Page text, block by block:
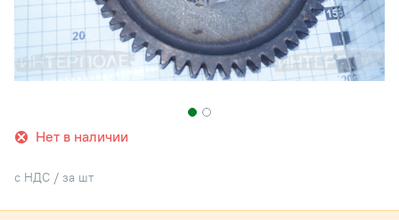
Нет в наличии
с НДС / за шт